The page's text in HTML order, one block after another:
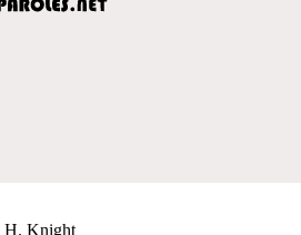
H. Knight